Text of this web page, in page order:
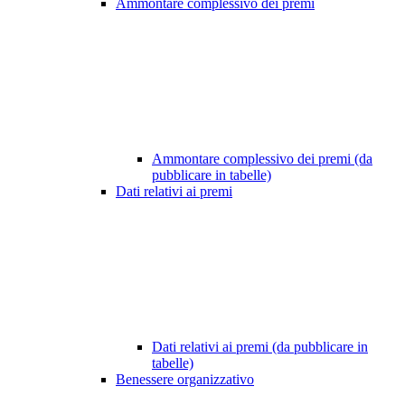
Ammontare complessivo dei premi
Ammontare complessivo dei premi (da
pubblicare in tabelle)
Dati relativi ai premi
Dati relativi ai premi (da pubblicare in
tabelle)
Benessere organizzativo